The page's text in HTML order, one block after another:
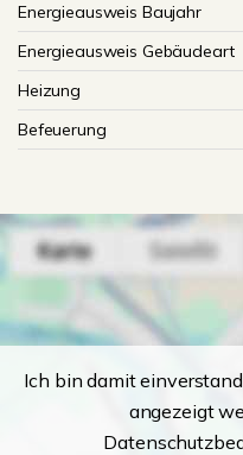
Energieausweis Baujahr
Energieausweis Gebäudeart
Heizung
Befeuerung
Ich bin damit
angezeigt